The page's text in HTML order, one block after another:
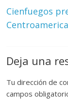
Cienfuegos
Deja una
Tu dirección de
campos